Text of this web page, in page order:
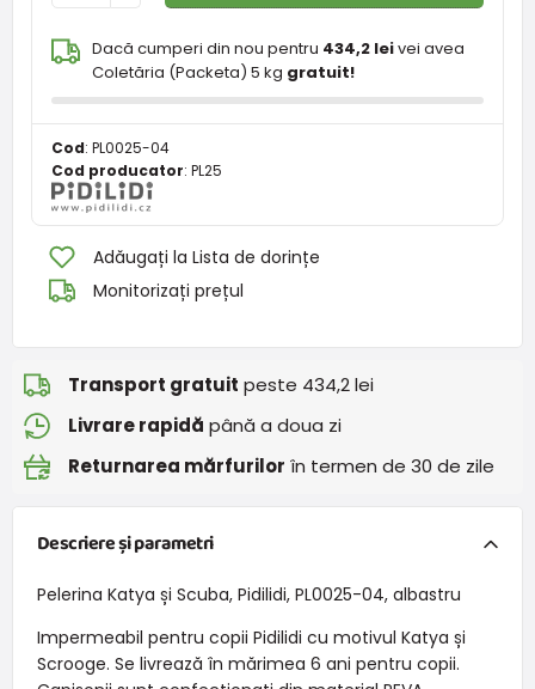
Dacă cumperi din nou pentru 434,2 leivei avea
Coletăria (Packeta) 5 kg gratuit!
Cod: PL0025-04
Cod producator: PL25
Adăugați la Lista de dorințe
Monitorizați prețul
Transport gratuit peste 434,2 lei
Livrare rapidă până a doua zi
Returnarea mărfurilor în termen de 30 de zile
Descriere și parametri
Pelerina Katya și Scuba, Pidilidi, PL0025-04, albastru
Impermeabil pentru copii Pidilidi cu motivul Katya și
Scrooge. Se livrează în mărimea 6 ani pentru copii.